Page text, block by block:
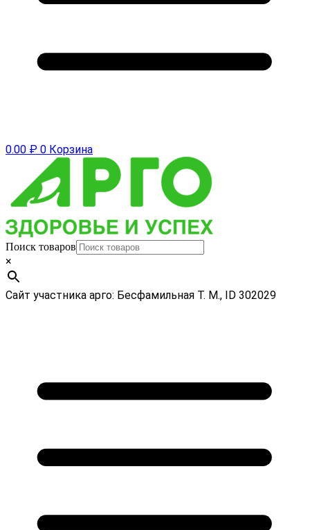
0.00 ₽ 0 Корзина
Поиск товаров
×
Сайт участника арго: Бесфамильная Т. М., ID 302029